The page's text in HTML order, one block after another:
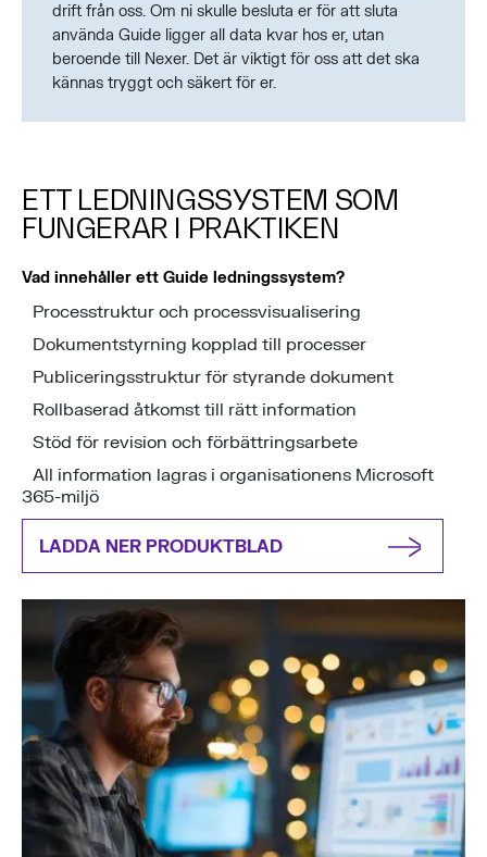
drift från oss. Om ni skulle besluta er för att sluta
använda Guide ligger all data kvar hos er, utan
beroende till Nexer. Det är viktigt för oss att det ska
kännas tryggt och säkert för er.
ETT LEDNINGSSYSTEM SOM
FUNGERAR I PRAKTIKEN
Vad innehåller ett Guide ledningssystem?
Processtruktur och processvisualisering
Dokumentstyrning kopplad till processer
Publiceringsstruktur för styrande dokument
Rollbaserad åtkomst till rätt information
Stöd för revision och förbättringsarbete
All information lagras i organisationens Microsoft
365-miljö
LADDA NER PRODUKTBLAD